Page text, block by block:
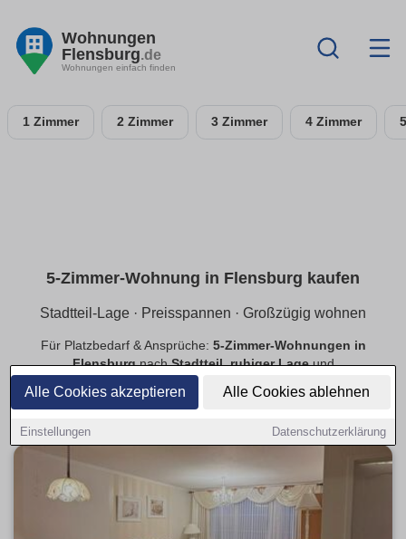
Alle Cookies akzeptieren Alle Cookies ablehnen
Einstellungen Datenschutzerklärung
Wohnungen
Flensburg.de
Wohnungen einfach finden
1 Zimmer 2 Zimmer 3 Zimmer 4 Zimmer
5-Zimmer-Wohnung in Flensburg kaufen
Stadtteil-Lage · Preisspannen · Großzügig wohnen
Für Platzbedarf & Ansprüche: 5-Zimmer-Wohnungen in
FlensburgnachStadtteil,ruhiger Lageund
provisionsfreie
passender Ausstattung.